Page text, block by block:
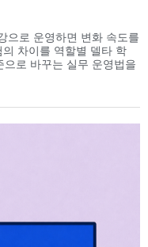
으로 운영하면 변화 속도를
의 차이를 역할별 델타 학
으로 바꾸는 실무 운영법을